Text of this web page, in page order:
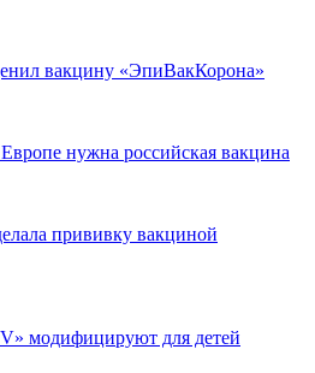
вакцину «ЭпиВакКорона»
нужна российская вакцина
прививку вакциной
модифицируют для детей